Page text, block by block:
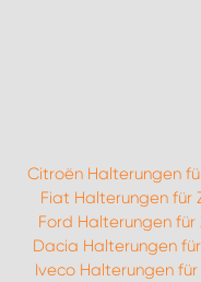
Citroën Halterungen
Fiat Halterungen für
Ford Halterungen
Dacia Halterungen
Iveco Halterungen